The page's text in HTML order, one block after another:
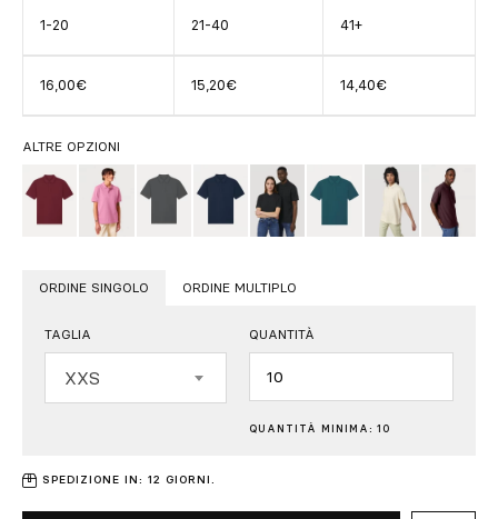
1-20 21-40 41+
16,00€ 15,20€ 14,40€
ALTRE OPZIONI
ORDINE SINGOLO ORDINE MULTIPLO
TAGLIA
XXS
QUANTITÀ
Quantità
QUANTITÀ MINIMA: 10
SPEDIZIONE IN: 12 GIORNI.